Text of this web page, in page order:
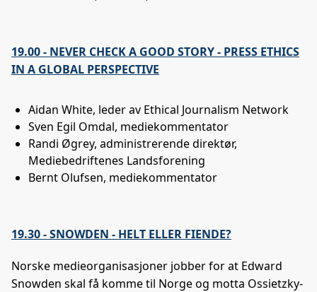
19.00 - NEVER CHECK A GOOD STORY - PRESS ETHICS
IN A GLOBAL PERSPECTIVE
Aidan White, leder av Ethical Journalism Network
Sven Egil Omdal, mediekommentator
Randi Øgrey, administrerende direktør,
Mediebedriftenes Landsforening
Bernt Olufsen, mediekommentator
19.30 - SNOWDEN - HELT ELLER FIENDE?
Norske medieorganisasjoner jobber for at Edward
Snowden skal få komme til Norge og motta Ossietzky-